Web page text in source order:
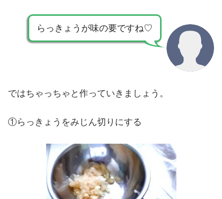
らっきょうが味の要ですね♡
ではちゃっちゃと作っていきましょう。
①らっきょうをみじん切りにする